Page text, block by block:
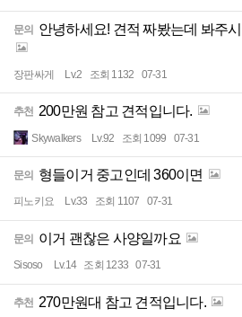
문의 안녕하세요! 견적 짜봤는데 봐주
장판싸게 Lv.2 조회 1132 07-31
추천 200만원 참고 견적입니다.
Skywalkers Lv.92 조회 1099 07-31
문의 형들이거 중고인데 360이면
피노키요 Lv.33 조회 1107 07-31
문의 이거 괜찮은 사양일까요
Sisoso Lv.14 조회 1233 07-31
추천 270만원대 참고 견적입니다.